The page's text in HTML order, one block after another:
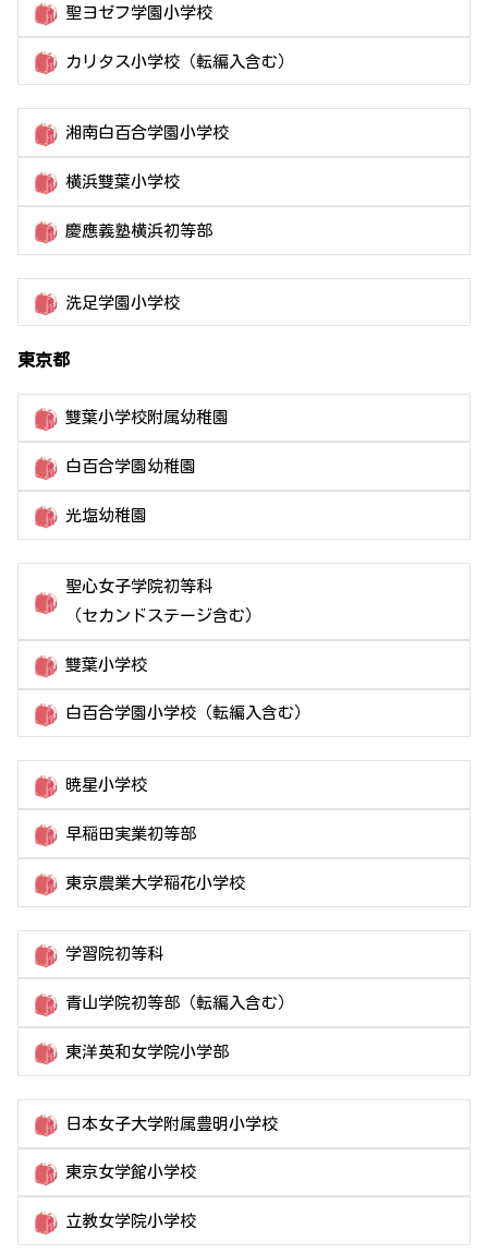
聖ヨゼフ学園小学校
カリタス小学校（転編入含む）
湘南白百合学園小学校
横浜雙葉小学校
慶應義塾横浜初等部
洗足学園小学校
東京都
雙葉小学校附属幼稚園
白百合学園幼稚園
光塩幼稚園
聖心女子学院初等科
（セカンドステージ含む）
雙葉小学校
白百合学園小学校（転編入含む）
暁星小学校
早稲田実業初等部
東京農業大学稲花小学校
学習院初等科
青山学院初等部（転編入含む）
東洋英和女学院小学部
日本女子大学附属豊明小学校
東京女学館小学校
立教女学院小学校